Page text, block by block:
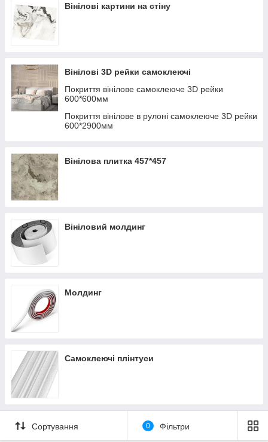
Вінілові картини на стіну
Вінілові 3D рейки самоклеючі
Покриття вінілове самоклеюче 3D рейки
600*600мм
Покриття вінілове в рулоні самоклеюче 3D рейки
600*2900мм
Вінілова плитка 457*457
Вініловий молдинг
Молдинг
Самоклеючі плінтуси
Сортування 0 Фільтри